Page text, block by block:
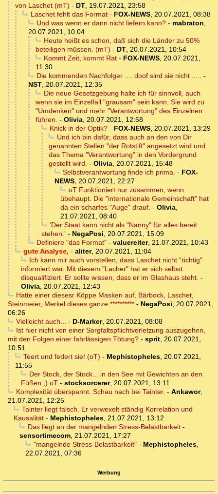
von Laschet (mT) - DT, 19.07.2021, 23:58
Laschet fehlt das Format- FOX-NEWS, 20.07.2021, 08:38
Und was wenn er dann nicht liefern kann?- mabraton,
20.07.2021, 10:04
Heute heißt es schon, daß sich die Länder zu 50%
beteiligen müssen. (mT) - DT, 20.07.2021, 10:54
Kommt Zeit, kommt Rat- FOX-NEWS, 20.07.2021,
11:30
Die kommenden Nachfolger .... doof sind sie nicht ..... -
NST, 20.07.2021, 12:35
Die neue Gesetzgebung halte ich für sinnvoll, auch
wenn sie im Einzelfall "grausam" sein kann. Sie wird zu
"Umdenken" und mehr "Verantwortung" des Einzelnen
führen. - Olivia, 20.07.2021, 12:58
Knick in der Optik?- FOX-NEWS, 20.07.2021, 13:29
Und ich bin dafür, dass auch an den von Dir
genannten Stellen "der Rotstift" angesetzt wird und
das Thema "Verantwortung" in den Vordergrund
gestellt wird. - Olivia, 20.07.2021, 15:48
Selbstverantwortung finde ich prima. - FOX-
NEWS, 20.07.2021, 22:27
oT Funktioniert nur zusammen, wenn
übehaupt. Die "internationale Gemeinschaft" hat
da ein scharfes "Auge" drauf. - Olivia,
21.07.2021, 08:40
'Der Staat kann nicht als "Nanny" für alles bereit
stehen.' - NegaPosi, 20.07.2021, 15:09
Definiere "das Format"- valuereiter, 21.07.2021, 10:43
gute Analyse, - aliter, 20.07.2021, 11:04
Ich kann mir auch vorstellen, dass Laschet nicht "richtig"
informiert war. Mit diesem "Lacher" hat er sich selbst
disqualifiziert. Er sollte wissen, dass er im Glashaus steht. -
Olivia, 20.07.2021, 12:43
Hatte einer diesesr Köppe Masken auf, Bärbock, Laschet,
Steinmeier, Merkel dieses ganze ********** - NegaPosi, 20.07.2021,
06:26
Vielleicht auch... - D-Marker, 20.07.2021, 08:08
Ist hier nicht von einer Sorgfaltspflichtverletzung auszugehen,
mit den Folgen einer fahrlässigen Tötung? - sprit, 20.07.2021,
10:51
Teert und federt sie! (oT) - Mephistopheles, 20.07.2021,
11:55
Der Stock, der Stock... in den See mit Gewichten an den
Füßen ;) oT - stocksorcerer, 20.07.2021, 13:11
Komplexität überspannt. Schau nach bei Tainter. - Ankawor,
21.07.2021, 12:25
Tainter liegt falsch. Er verwexelt ständig Korrelation und
Kausalität - Mephistopheles, 21.07.2021, 13:12
Das liegt an der mangelnden Stress-Belastbarkeit-
sensortimecom, 21.07.2021, 17:27
"mangelnde Stress-Belastbarkeit"- Mephistopheles,
22.07.2021, 07:36
Werbung